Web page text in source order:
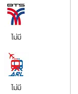
ไม่มี
ไม่มี